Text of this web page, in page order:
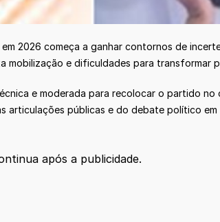
2026 começa a ganhar contornos de
e dificuldades para transformar
e moderada para recolocar o partido
articulações públicas e do debate político em
após a publicidade.